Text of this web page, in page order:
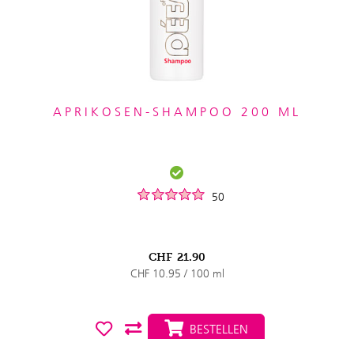
APRIKOSEN-SHAMPOO 200 ML
50
CHF 21.90
CHF 10.95 / 100 ml
BESTELLEN